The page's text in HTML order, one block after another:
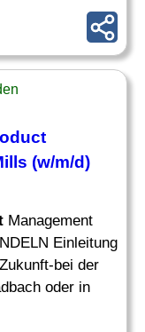
(w/m/d)
Management
Einleitung
bei der
oder in